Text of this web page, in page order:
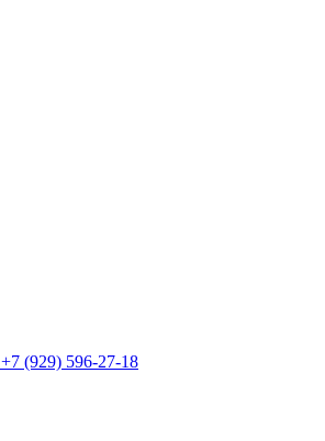
+7 (929) 596-27-18